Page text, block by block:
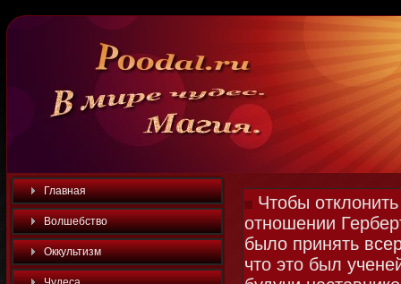
Главная
Волшебство
Оккультизм
Чтобы
отношении
было принять
что это был